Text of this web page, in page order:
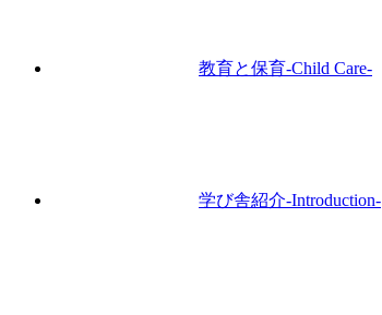
教育と保育-Child Care-
学び舎紹介-Introduction-